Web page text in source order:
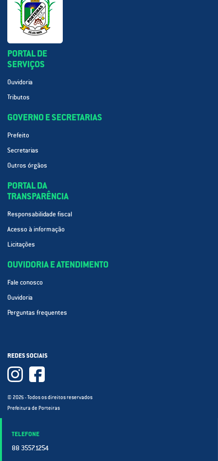
PORTAL DE
SERVIÇOS
Ouvidoria
Tributos
GOVERNO E SECRETARIAS
Prefeito
Secretarias
Outros órgãos
PORTAL DA
TRANSPARÊNCIA
Responsabilidade fiscal
Acesso à informação
Licitações
OUVIDORIA E ATENDIMENTO
Fale conosco
Ouvidoria
Perguntas frequentes
REDES SOCIAIS
© 2025 - Todos os direitos reservados
Prefeitura de Porteiras
TELEFONE
88 3557.1254